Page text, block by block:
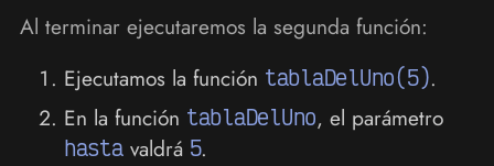
Al terminar ejecutaremos la segunda función:
Ejecutamos la función tablaDelUno(5).
En la función tablaDelUno, el parámetro
hastavaldrá 5.